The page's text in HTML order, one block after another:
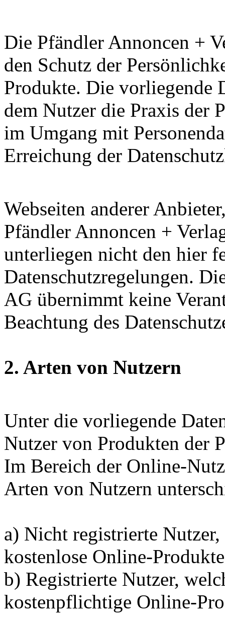
Die Pfändler Annoncen +
den Schutz der
Produkte. Die vorliegende
dem Nutzer die Praxis der
im Umgang mit
Erreichung der
Webseiten anderer
Pfändler Annoncen +
unterliegen nicht den hier
Datenschutzregelungen.
AG übernimmt keine
Beachtung des
2. Arten von Nutzern
Unter die vorliegende
Nutzer von Produkten der
Im Bereich der Online-
Arten von Nutzern
a) Nicht registrierte
kostenlose Online-
b) Registrierte Nutzer,
kostenpflichtige Online-